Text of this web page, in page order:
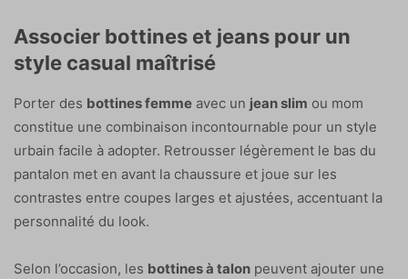
Associer bottines et jeans pour un
style casual maîtrisé
Porter des bottines femme avec un jean slim ou mom
constitue une combinaison incontournable pour un style
urbain facile à adopter. Retrousser légèrement le bas du
pantalon met en avant la chaussure et joue sur les
contrastes entre coupes larges et ajustées, accentuant la
personnalité du look.
Selon l’occasion, les bottines à talon peuvent ajouter une